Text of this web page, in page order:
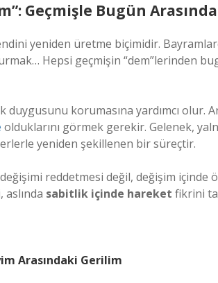
Geçmişle Bugün
yeniden üretme biçimidir.
Hepsi geçmişin “dem”lerinden
korumasına yardımcı olur.
olduklarını görmek gerekir. Gelenek,
yeniden şekillenen bir süreçtir.
reddetmesi değil, değişim içinde
sabitlik içinde hareket fikrini
Arasındaki Gerilim